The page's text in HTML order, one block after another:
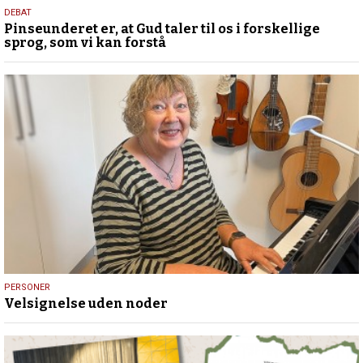
5.
august
2026
DEBAT
Pinseunderet er, at Gud taler til os i forskellige
sprog, som vi kan forstå
31.
juli
2026
PERSONER
Velsignelse uden noder